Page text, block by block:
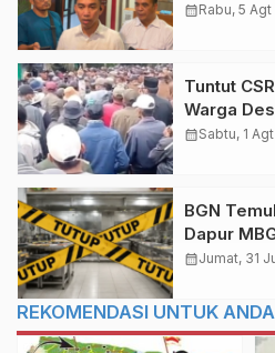
Ditangani
calendar_monthRabu, 5
Tuntut
Warga
Pelalawan
calendar_monthSabtu, 1
BGN
Dapur
calendar_monthJumat, 31
REKOMENDASI UNTUK ANDA